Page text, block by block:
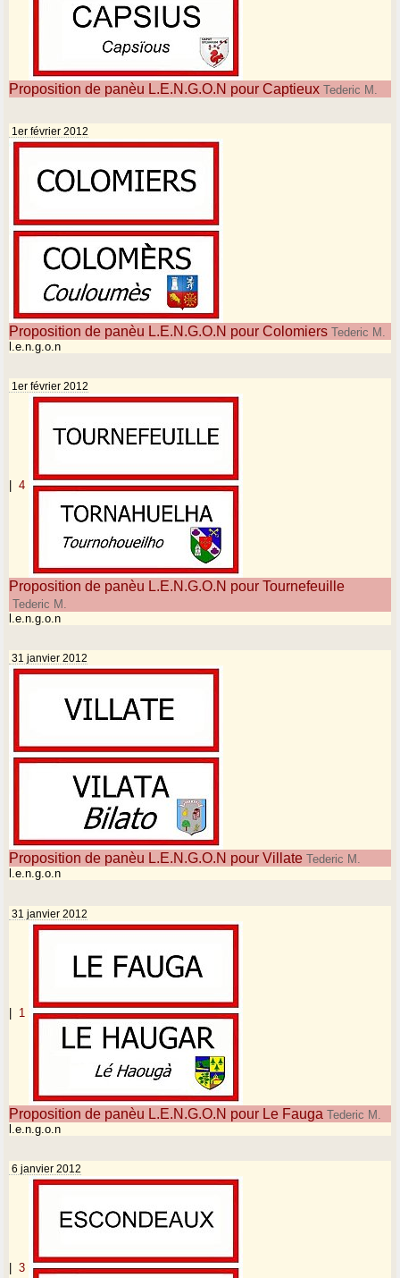
Proposition de panèu L.E.N.G.O.N pour Captieux Tederic M.
1er février 2012
Proposition de panèu L.E.N.G.O.N pour Colomiers Tederic M.
l.e.n.g.o.n
1er février 2012
| 4
Proposition de panèu L.E.N.G.O.N pour Tournefeuille
Tederic M.
l.e.n.g.o.n
31 janvier 2012
Proposition de panèu L.E.N.G.O.N pour Villate Tederic M.
l.e.n.g.o.n
31 janvier 2012
| 1
Proposition de panèu L.E.N.G.O.N pour Le Fauga Tederic M.
l.e.n.g.o.n
6 janvier 2012
| 3